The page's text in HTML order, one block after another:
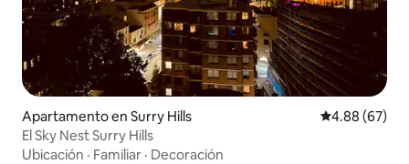
Apartamento en Surry Hills Calificación
4.88 (67)
El Sky Nest Surry Hills
Ubicación · Familiar · Decoración